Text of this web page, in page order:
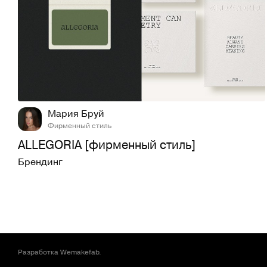
26 267
Мария Бруй
Фирменный стиль
ALLEGORIA [фирменный стиль]
Брендинг
РазработкаWemakefab.